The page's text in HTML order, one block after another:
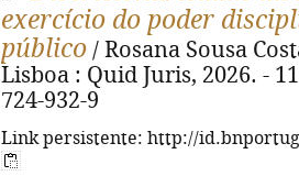
exercício do poder
público / Rosana Sousa
Lisboa : Quid Juris, 2026. -
724-932-9
Link persistente: http://